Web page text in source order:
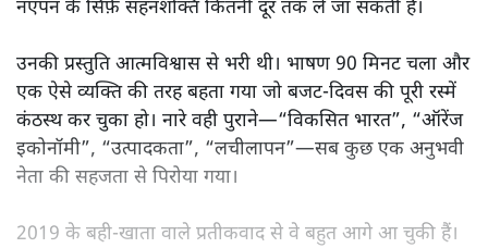
नएपन के सिर्फ़ सहनशक्ति कितनी दूर तक ले जा सकती है।
उनकी प्रस्तुति आत्मविश्वास से भरी थी। भाषण 90 मिनट चला और
एक ऐसे व्यक्ति की तरह बहता गया जो बजट‑दिवस की पूरी रस्में
कंठस्थ कर चुका हो। नारे वही पुराने—“विकसित भारत”, “ऑरेंज
इकोनॉमी”, “उत्पादकता”, “लचीलापन”—सब कुछ एक अनुभवी
नेता की सहजता से पिरोया गया।
2019 के बही‑खाता वाले प्रतीकवाद से वे बहुत आगे आ चुकी हैं।